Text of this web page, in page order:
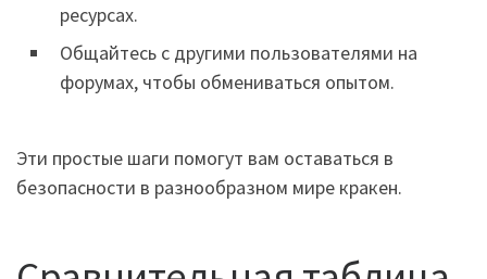
ресурсах.
Общайтесь с другими пользователями на
форумах, чтобы обмениваться опытом.
Эти простые шаги помогут вам оставаться в
безопасности в разнообразном мире кракен.